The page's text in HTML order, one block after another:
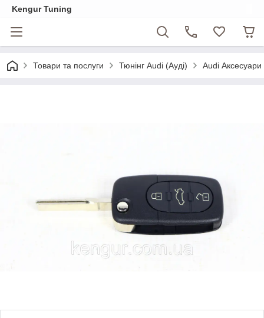
Kengur Tuning
Товари та послуги Тюнінг Audi (Ауді) Audi Аксесуари